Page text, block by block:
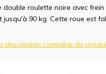
double roulette noire avec
jusqu'à 90 kg. Cette roue est
description complète du